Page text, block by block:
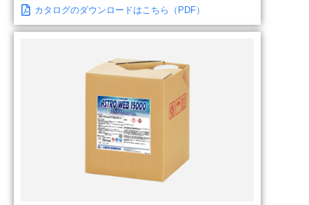
カタログのダウンロードはこちら（PDF）